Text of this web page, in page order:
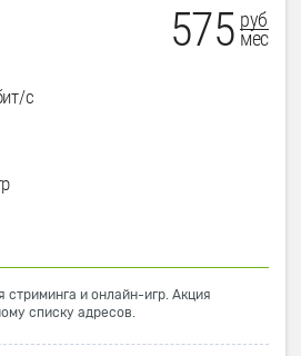
575 руб
мес
с
стриминга и онлайн-игр. Акция
списку адресов.